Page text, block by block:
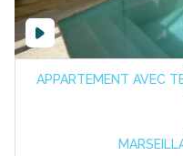
APPARTEMENT AVEC